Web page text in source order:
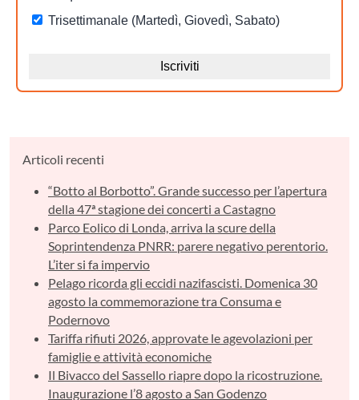
Articoli recenti
“Botto al Borbotto”. Grande successo per l’apertura
della 47ª stagione dei concerti a Castagno
Parco Eolico di Londa, arriva la scure della
Soprintendenza PNRR: parere negativo perentorio.
L’iter si fa impervio
Pelago ricorda gli eccidi nazifascisti. Domenica 30
agosto la commemorazione tra Consuma e
Podernovo
Tariffa rifiuti 2026, approvate le agevolazioni per
famiglie e attività economiche
Il Bivacco del Sassello riapre dopo la ricostruzione.
Inaugurazione l’8 agosto a San Godenzo